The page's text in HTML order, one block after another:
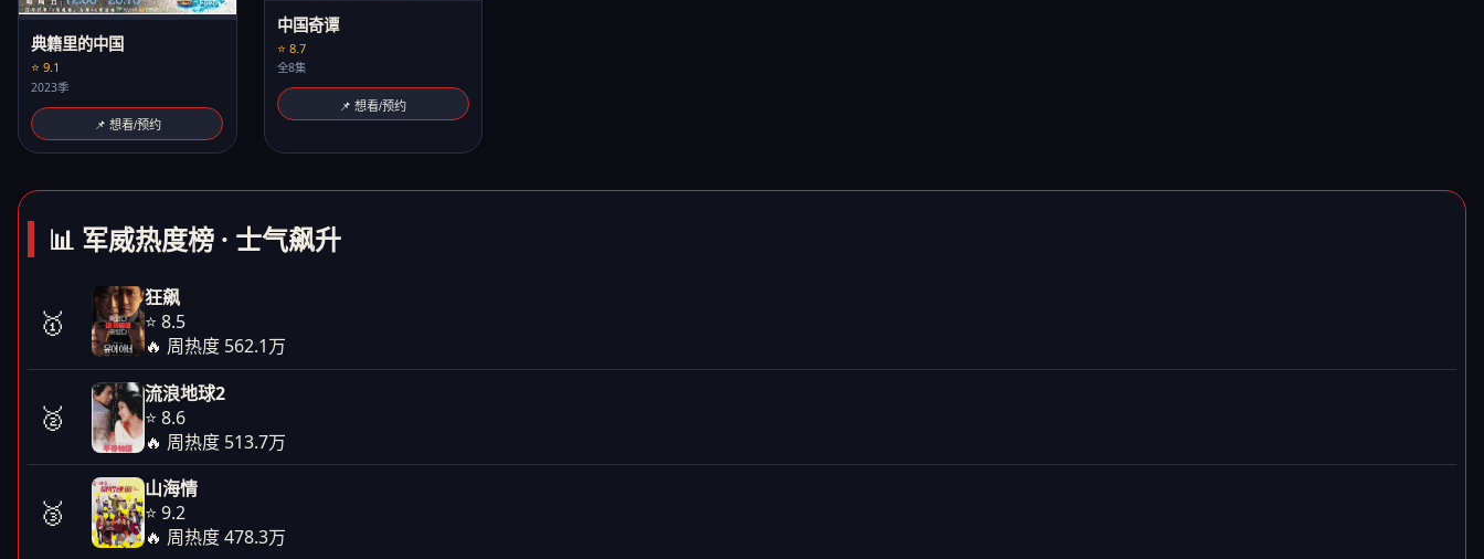
典籍里的中国
⭐ 9.1
2023季
📌 想看/预约
中国奇谭
⭐ 8.7
全8集
📌 想看/预约
📊 军威热度榜 · 士气飙升
🥇
狂飙
⭐ 8.5
🔥 周热度 562.1万
🥈
流浪地球2
⭐ 8.6
🔥 周热度 513.7万
🥉
山海情
⭐ 9.2
🔥 周热度 478.3万